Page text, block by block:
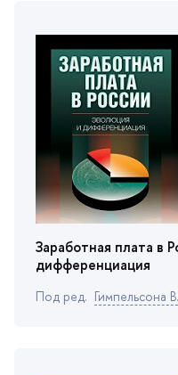
Заработная плата в
дифференциация
Под ред. Гимпельсона